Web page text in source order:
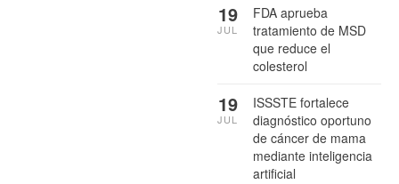
FDA aprueba
tratamiento de MSD
que reduce el
colesterol
19
JUL
ISSSTE fortalece
diagnóstico oportuno
de cáncer de mama
mediante inteligencia
artificial
19
JUL